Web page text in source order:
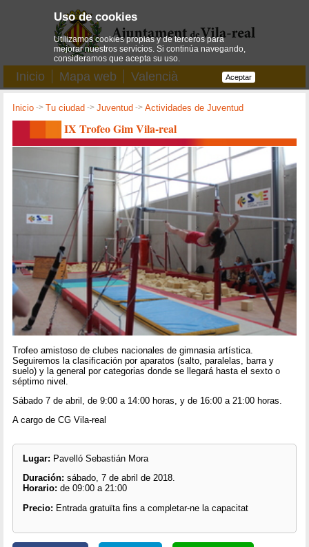
Inicio Mapa web Valencià
Inicio ->Tu ciudad ->Juventud ->Actividades de Juventud
IX Trofeo Gim Vila-real
Trofeo amistoso de clubes nacionales de gimnasia artística.
Seguiremos la clasificación por aparatos (salto, paralelas, barra y
suelo) y la general por categorias donde se llegará hasta el sexto o
séptimo nivel.
Sábado 7 de abril, de 9:00 a 14:00 horas, y de 16:00 a 21:00 horas.
A cargo de CG Vila-real
Lugar: Pavelló Sebastián Mora
Duración: sábado, 7 de abril de 2018.
Horario: de 09:00 a 21:00
Precio: Entrada gratuïta fins a completar-ne la capacitat
Uso de cookies
Utilizamos cookies propias y de terceros para
mejorar nuestros servicios. Si continúa navegando,
consideramos que acepta su uso.
Aceptar